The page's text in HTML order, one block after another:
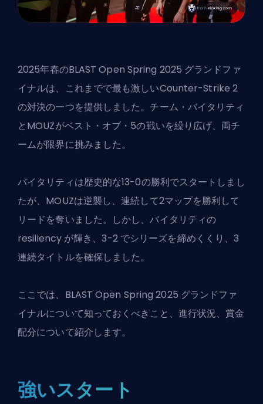
2025年春のBLAST Open Spring 2025 グランドファ
イナルは、これまでで最も激しいCounter-Strike 2
の対決の一つを提供しました。チーム・バイタリティ
とMOUZがベスト・オブ・5の戦いを繰り広げ、両チ
ームが限界に挑みました。
バイタリティは歴史的な13-0の勝利でスタートしまし
たが、MOUZは逆襲し、連続して2マップを勝利して
リードを奪いました。しかし、バイタリティの
resiliency が輝き、3-2 でシリーズを締めくくり、3
連続タイトルを確保しました。
ここでは、BLAST Open Spring 2025 グランドファ
イナルについて知っておくべきこと、進行状況、賞金
配分について紹介します。
強いスタート